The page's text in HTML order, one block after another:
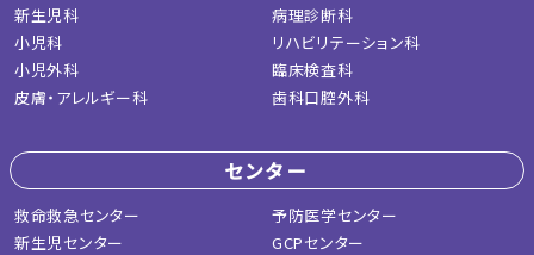
新生児科
小児科
小児外科
皮膚・アレルギー科
病理診断科
リハビリテーション科
臨床検査科
歯科口腔外科
センター
救命救急センター
新生児センター
予防医学センター
GCPセンター